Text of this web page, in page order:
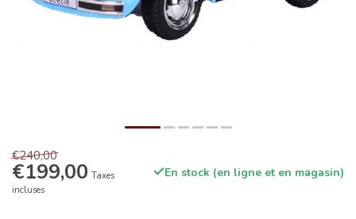
€240,00
€199,00 Taxes
incluses
En stock (en ligne et en magasin)